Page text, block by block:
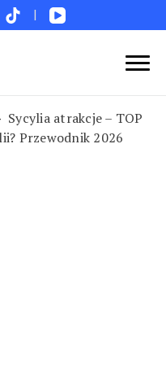
miejsca w Polsce i
na weekend i
Sycylia atrakcje – TOP
Przewodnik 2026